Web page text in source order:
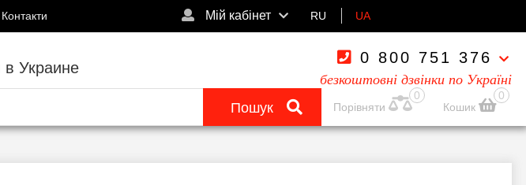
Контакти Мій кабінет RU UA
Украине
0 800 751 376
безкоштовні дзвінки по Україні
Пошук
0
Порівняти
0
Кошик